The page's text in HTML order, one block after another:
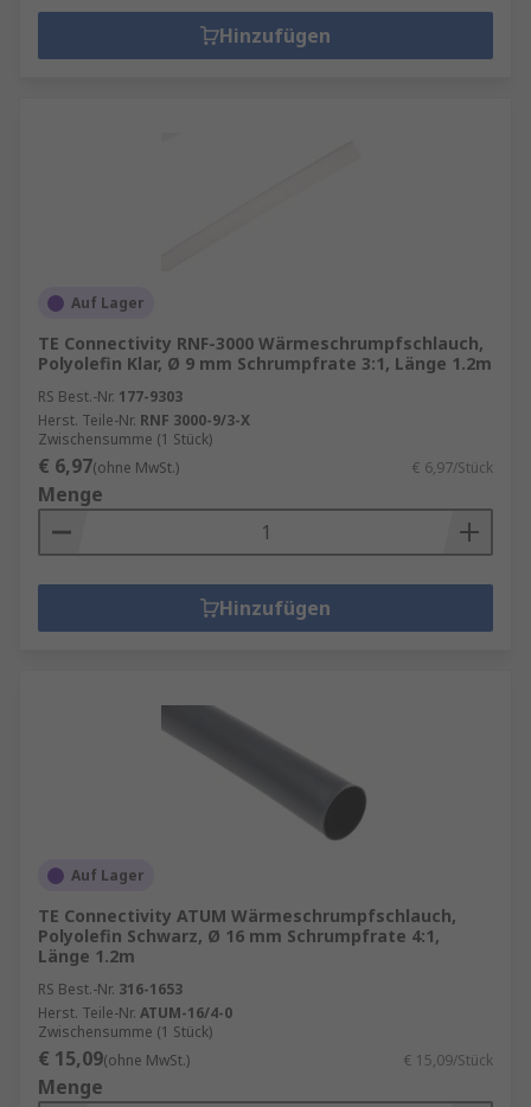
Hinzufügen
Auf Lager
TE Connectivity RNF-3000 Wärmeschrumpfschlauch,
Polyolefin Klar, Ø 9 mm Schrumpfrate 3:1, Länge 1.2m
RS Best.-Nr. 177-9303
Herst. Teile-Nr. RNF 3000-9/3-X
Zwischensumme (1 Stück)
€ 6,97(ohne MwSt.) € 6,97/Stück
Menge
Hinzufügen
Auf Lager
TE Connectivity ATUM Wärmeschrumpfschlauch,
Polyolefin Schwarz, Ø 16 mm Schrumpfrate 4:1,
Länge 1.2m
RS Best.-Nr. 316-1653
Herst. Teile-Nr. ATUM-16/4-0
Zwischensumme (1 Stück)
€ 15,09(ohne MwSt.) € 15,09/Stück
Menge